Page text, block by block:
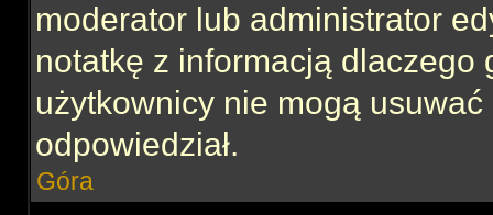
moderator lub administrator
notatkę z informacją
użytkownicy nie mogą
odpowiedział.
Góra